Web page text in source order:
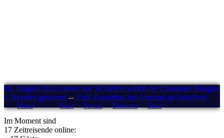
06. August 2026: Heute vor 58 Jahren wurde der Charakter Douglas
J. Needles geboren! -- ZidZ-Fanartikel bei Amazon.de bestellen!
Menü Start Forum Drehorte Stars
Im Moment sind
17 Zeitreisende online: